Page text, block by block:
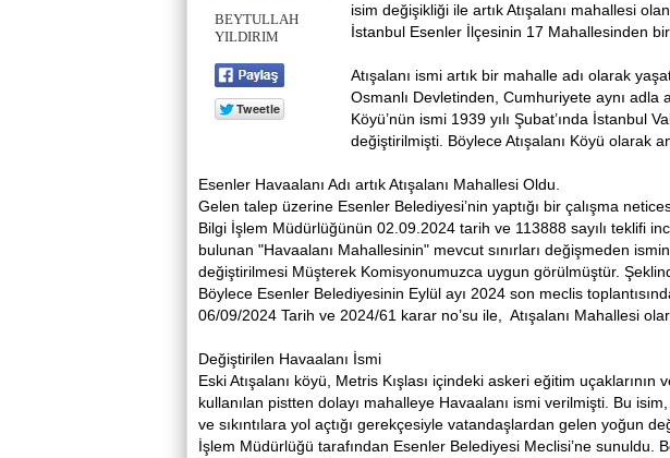
BEYTULLAH
YILDIRIM
isim değişikliği ile artık Atışalanı mahallesi
İstanbul Esenler İlçesinin 17 Mahallesinden
Atışalanı ismi artık bir mahalle adı olarak
Osmanlı Devletinden, Cumhuriyete aynı adla
Köyü’nün ismi 1939 yılı Şubat’ında İstanbul
değiştirilmişti. Böylece Atışalanı Köyü olarak
Esenler Havaalanı Adı artık Atışalanı Mahallesi Oldu.
Gelen talep üzerine Esenler Belediyesi’nin yaptığı bir çalışma
Bilgi İşlem Müdürlüğünün 02.09.2024 tarih ve 113888 sayılı teklifi
bulunan "Havaalanı Mahallesinin" mevcut sınırları değişmeden
değiştirilmesi Müşterek Komisyonumuzca uygun görülmüştür.
Böylece Esenler Belediyesinin Eylül ayı 2024 son meclis
06/09/2024 Tarih ve 2024/61 karar no’su ile, Atışalanı Mahallesi
Değiştirilen Havaalanı İsmi
Eski Atışalanı köyü, Metris Kışlası içindeki askeri eğitim
kullanılan pistten dolayı mahalleye Havaalanı ismi verilmişti. Bu
ve sıkıntılara yol açtığı gerekçesiyle vatandaşlardan gelen yoğun
İşlem Müdürlüğü tarafından Esenler Belediyesi Meclisi’ne sunuldu.